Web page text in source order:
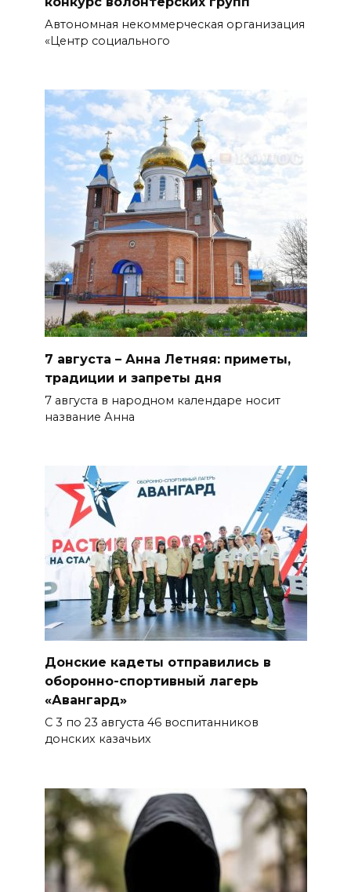
операции: основные события
6 августа
Проект Таганрогского музея
победил во втором конкурсе
программы «Красота внутри»
БОЛЬШЕ НОВОСТЕЙ
Автономная некоммерческая организация
«Центр социального
7 августа – Анна Летняя: приметы,
традиции и запреты дня
7 августа в народном календаре носит
название Анна
Донские кадеты отправились в
оборонно-спортивный лагерь
«Авангард»
С 3 по 23 августа 46 воспитанников
донских казачьих